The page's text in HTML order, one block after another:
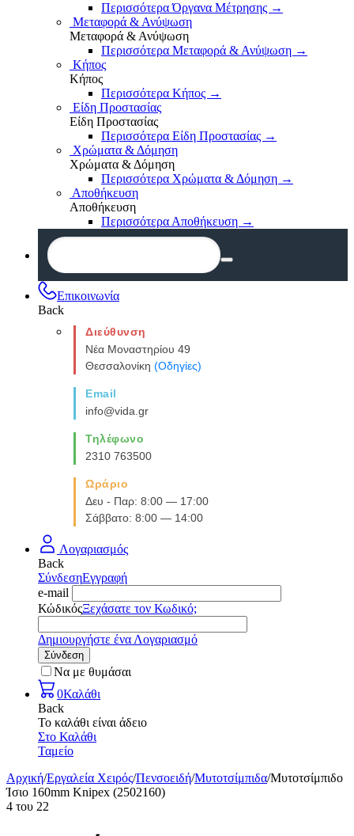
Περισσότερα Όργανα Μέτρησης →
Μεταφορά & Ανύψωση
Μεταφορά & Ανύψωση
Περισσότερα Μεταφορά & Ανύψωση →
Κήπος
Κήπος
Περισσότερα Κήπος →
Είδη Προστασίας
Είδη Προστασίας
Περισσότερα Είδη Προστασίας →
Χρώματα & Δόμηση
Χρώματα & Δόμηση
Περισσότερα Χρώματα & Δόμηση →
Αποθήκευση
Αποθήκευση
Περισσότερα Αποθήκευση →
Επικοινωνία
Back
Διεύθυνση
Νέα Μοναστηρίου 49
Θεσσαλονίκη (Οδηγίες)
Email
info@vida.gr
Τηλέφωνο
2310 763500
Ωράριο
Δευ - Παρ: 8:00 — 17:00
Σάββατο: 8:00 — 14:00
Λογαριασμός
Back
ΣύνδεσηΕγγραφή
e-mail
ΚώδικόςΞεχάσατε τον Κωδικό;
Δημιουργήστε ένα Λογαριασμό
Σύνδεση
Να με θυμάσαι
0Καλάθι
Back
Το καλάθι είναι άδειο
Στο Καλάθι
Ταμείο
Αρχική/Εργαλεία Χειρός/Πενσοειδή/Μυτοτσίμπιδα/Μυτοτσίμπιδο
Ίσιο 160mm Knipex (2502160)
4 του 22